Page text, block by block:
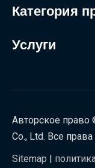
Категория
Услуги
Авторское право
Co., Ltd. Все
Sitemap